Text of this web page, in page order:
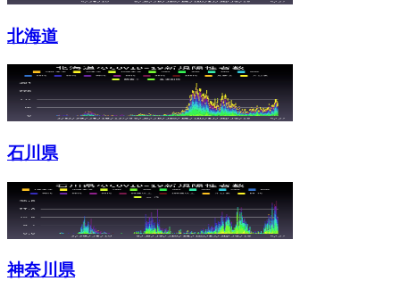
北海道
石川県
神奈川県